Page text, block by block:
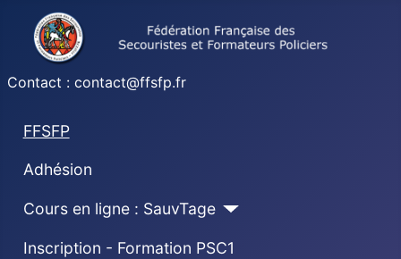
Contact : contact@ffsfp.fr
FFSFP
Adhésion
Cours en ligne : SauvTage
Inscription - Formation PSC1